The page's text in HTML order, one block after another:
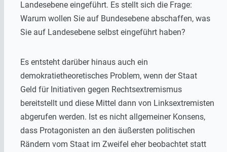
Landesebene eingeführt. Es stellt sich die Frage:
Warum wollen Sie auf Bundesebene abschaffen, was
Sie auf Landesebene selbst eingeführt haben?
Es entsteht darüber hinaus auch ein
demokratietheoretisches Problem, wenn der Staat
Geld für Initiativen gegen Rechtsextremismus
bereitstellt und diese Mittel dann von Linksextremisten
abgerufen werden. Ist es nicht allgemeiner Konsens,
dass Protagonisten an den äußersten politischen
Rändern vom Staat im Zweifel eher beobachtet statt